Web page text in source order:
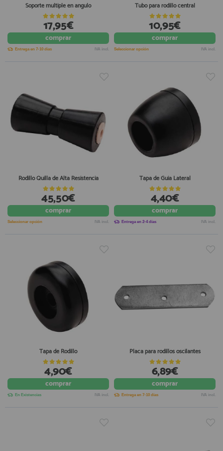
Soporte multiple en angulo
17,95€
comprar
Entrega en 7-10 días IVA incl.
Tubo para rodillo central
10,95€
comprar
Seleccionar opción IVA incl.
Rodillo Quilla de Alta Resistencia
45,50€
comprar
Seleccionar opción IVA incl.
Tapa de Guia Lateral
4,40€
comprar
Entrega en 2-4 días IVA incl.
Tapa de Rodillo
4,90€
comprar
En Existencias IVA incl.
Placa para rodillos oscilantes
6,89€
comprar
Entrega en 7-10 días IVA incl.